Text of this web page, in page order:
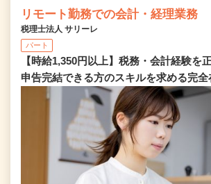
リモート勤務での会計・経理業務
税理士法人 サリーレ
パート
【時給1,350円以上】税務・会計経験を
申告完結できる⽅のスキルを求める完